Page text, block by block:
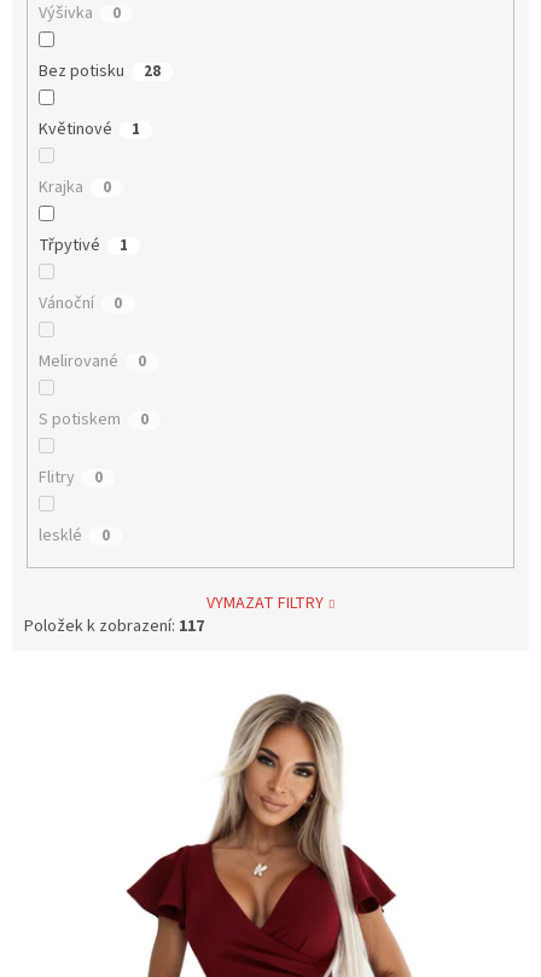
Výšivka 0
Bez potisku 28
Květinové 1
Krajka 0
Třpytivé 1
Vánoční 0
Melirované 0
S potiskem 0
Flitry 0
lesklé 0
VYMAZAT FILTRY
Položek k zobrazení: 117